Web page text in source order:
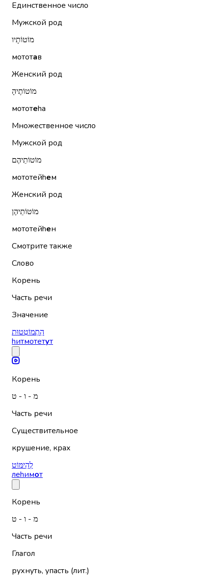
Единственное число
Мужской род
מוֹטוֹתָיו
мототав
Женский род
מוֹטוֹתֶיהָ
мототеhа
Множественное число
Мужской род
מוֹטוֹתֵיהֶם
мототейhем
Женский род
מוֹטוֹתֵיהֶן
мототейhен
Смотрите также
Слово
Корень
Часть речи
Значение
הִתְמוֹטְטוּת
hитмотетут
Корень
מ - ו - ט
Часть речи
Существительное
крушение, крах
לְהִימּוֹט
леhимот
Корень
מ - ו - ט
Часть речи
Глагол
рухнуть, упасть (лит.)